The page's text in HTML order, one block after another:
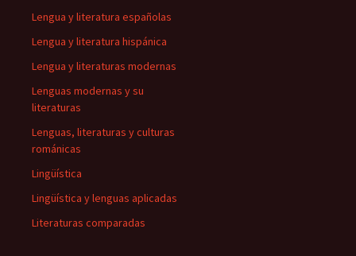
Lengua y literatura españolas
Lengua y literatura hispánica
Lengua y literaturas modernas
Lenguas modernas y su
literaturas
Lenguas, literaturas y culturas
románicas
Lingüística
Lingüística y lenguas aplicadas
Literaturas comparadas